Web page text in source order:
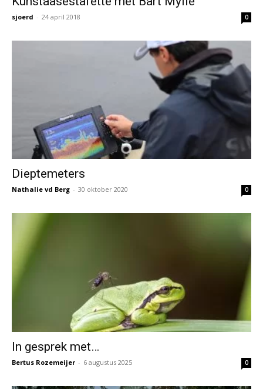
sjoerd - 24 april 2018 0
Dieptemeters
Nathalie vd Berg - 30 oktober 2020 0
In gesprek met…
Bertus Rozemeijer - 6 augustus 2025 0